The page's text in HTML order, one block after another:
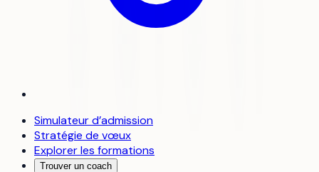
Simulateur d’admission
Stratégie de vœux
Explorer les formations
Trouver un coach